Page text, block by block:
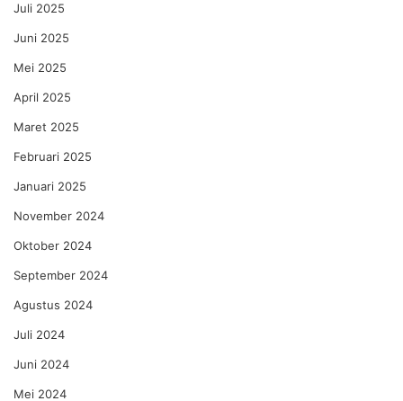
Juli 2025
Juni 2025
Mei 2025
April 2025
Maret 2025
Februari 2025
Januari 2025
November 2024
Oktober 2024
September 2024
Agustus 2024
Juli 2024
Juni 2024
Mei 2024